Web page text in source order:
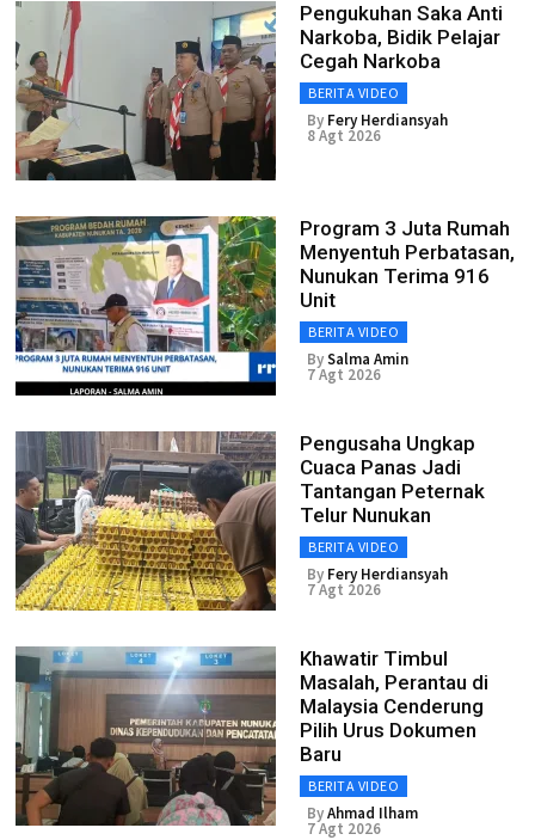
Pengukuhan Saka Anti
Narkoba, Bidik Pelajar
Cegah Narkoba
BERITA VIDEO
By Fery Herdiansyah
8 Agt 2026
Program 3 Juta Rumah
Menyentuh Perbatasan,
Nunukan Terima 916
Unit
BERITA VIDEO
BySalma Amin
7 Agt 2026
Pengusaha Ungkap
Cuaca Panas Jadi
Tantangan Peternak
Telur Nunukan
BERITA VIDEO
By Fery Herdiansyah
7 Agt 2026
Khawatir Timbul
Masalah, Perantau di
Malaysia Cenderung
Pilih Urus Dokumen
Baru
BERITA VIDEO
ByAhmad Ilham
7 Agt 2026